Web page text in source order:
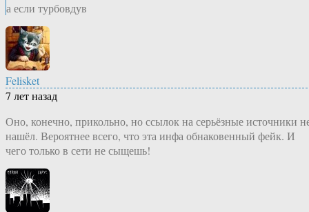
а если турбовдув
Felisket
7 лет назад
Оно, конечно, прикольно, но ссылок на серьёзные источники
нашёл. Вероятнее всего, что эта инфа обнаковенный фейк. И
чего только в сети не сыщешь!